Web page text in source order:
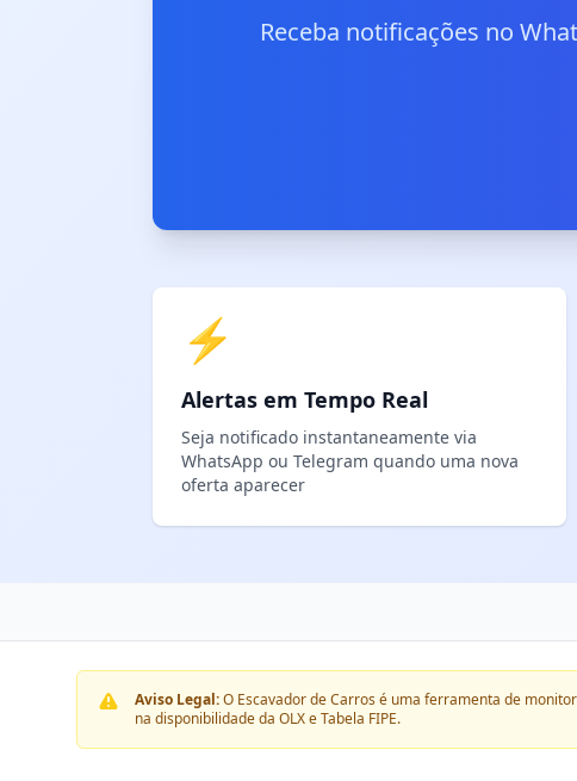
Receba notificações no
⚡
Alertas em Tempo Real
Seja notificado instantaneamente via
WhatsApp ou Telegram quando uma nova
oferta aparecer
Aviso Legal:O Escavador de Carros é uma ferramenta de
na disponibilidade da OLX e Tabela FIPE.